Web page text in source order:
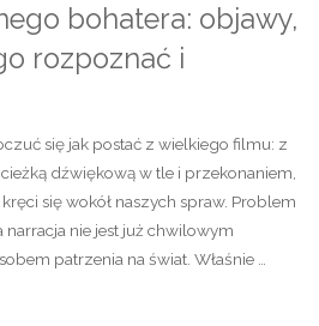
bohatera: objawy,
rozpoznać i
się jak postać z wielkiego filmu: z
dźwiękową w tle i przekonaniem,
się wokół naszych spraw. Problem
narracja nie jest już chwilowym
patrzenia na świat. Właśnie …